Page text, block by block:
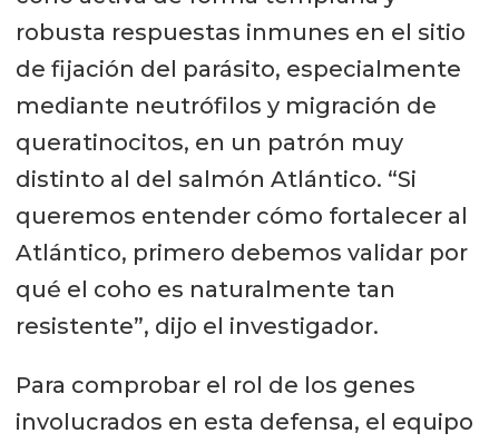
robusta respuestas inmunes en el sitio
de fijación del parásito, especialmente
mediante neutrófilos y migración de
queratinocitos, en un patrón muy
distinto al del salmón Atlántico. “Si
queremos entender cómo fortalecer al
Atlántico, primero debemos validar por
qué el coho es naturalmente tan
resistente”, dijo el investigador.
Para comprobar el rol de los genes
involucrados en esta defensa, el equipo